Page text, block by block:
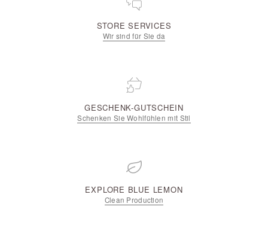
STORE SERVICES
Wir sind für Sie da
GESCHENK-GUTSCHEIN
Schenken Sie Wohlfühlen mit Stil
EXPLORE BLUE LEMON
Clean Production